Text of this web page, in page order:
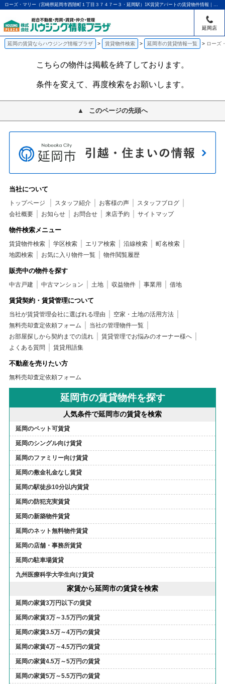
ローズ・マリー（宮崎県延岡市西階町１丁目３７４７ー３・延岡駅）1K賃貸アパートの賃貸物件情報｜アパマンショップ延岡店｜ハウジング情報プラザ
延岡店
延岡の賃貸ならハウジング情報プラザ 賃貸物件検索 延岡市の賃貸情報一覧 ローズ
こちらの物件は掲載を終了しております。
条件を変えて、再度検索をお願いします。
このページの先頭へ
当社について
トップページ スタッフ紹介 お客様の声
スタッフブログ
会社概要
お知らせ お問合せ 来店予約 サイトマップ
物件検索メニュー
賃貸物件検索 学区検索 エリア検索 沿線検索
町名検索
地図検索
お気に入り物件一覧 物件閲覧履歴
販売中の物件を探す
中古戸建 中古マンション 土地 収益物件 事業用 借地
賃貸契約・賃貸管理について
当社が賃貸管理会社に選ばれる理由
空家・土地の活用方法
無料売却査定依頼フォーム
当社の管理物件一覧
お部屋探しから契約までの流れ
賃貸管理でお悩みのオーナー様へ
よくある質問
賃貸用語集
不動産を売りたい方
無料売却査定依頼フォーム
延岡市の賃貸物件を探す
人気条件で延岡市の賃貸を検索
延岡のペット可賃貸
延岡のシングル向け賃貸
延岡のファミリー向け賃貸
延岡の敷金礼金なし賃貸
延岡の駅徒歩10分以内賃貸
延岡の防犯充実賃貸
延岡の新築物件賃貸
延岡のネット無料物件賃貸
延岡の店舗・事務所賃貸
延岡の駐車場賃貸
九州医療科学大学生向け賃貸
家賃から延岡市の賃貸を検索
延岡の家賃3万円以下の賃貸
延岡の家賃3万～3.5万円の賃貸
延岡の家賃3.5万～4万円の賃貸
延岡の家賃4万～4.5万円の賃貸
延岡の家賃4.5万～5万円の賃貸
延岡の家賃5万～5.5万円の賃貸